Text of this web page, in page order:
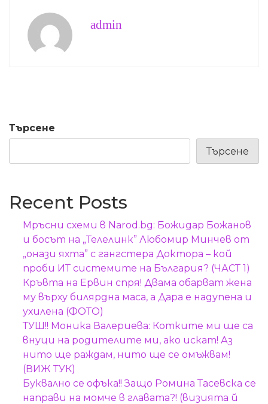
admin
Търсене
Търсене
Recent Posts
Мръсни схеми в Narod.bg: Божидар Божанов
и босът на „Телелинк” Любомир Минчев от
„онази яхта” с гангстера Доктора – кой
проби ИТ системите на България? (ЧАСТ 1)
Кръвта на Ервин спря! Двама обарват жена
му върху билярдна маса, а Дара е надупена и
ухилена (ФОТО)
ТУШ!! Моника Валериева: Котките ми ще са
внуци на родителите ми, ако искат! Аз
нито ще раждам, нито ще се омъжвам!
(ВИЖ ТУК)
Буквално се офъка!! Защо Ромина Тасевска се
направи на момче в главата?! (визията й